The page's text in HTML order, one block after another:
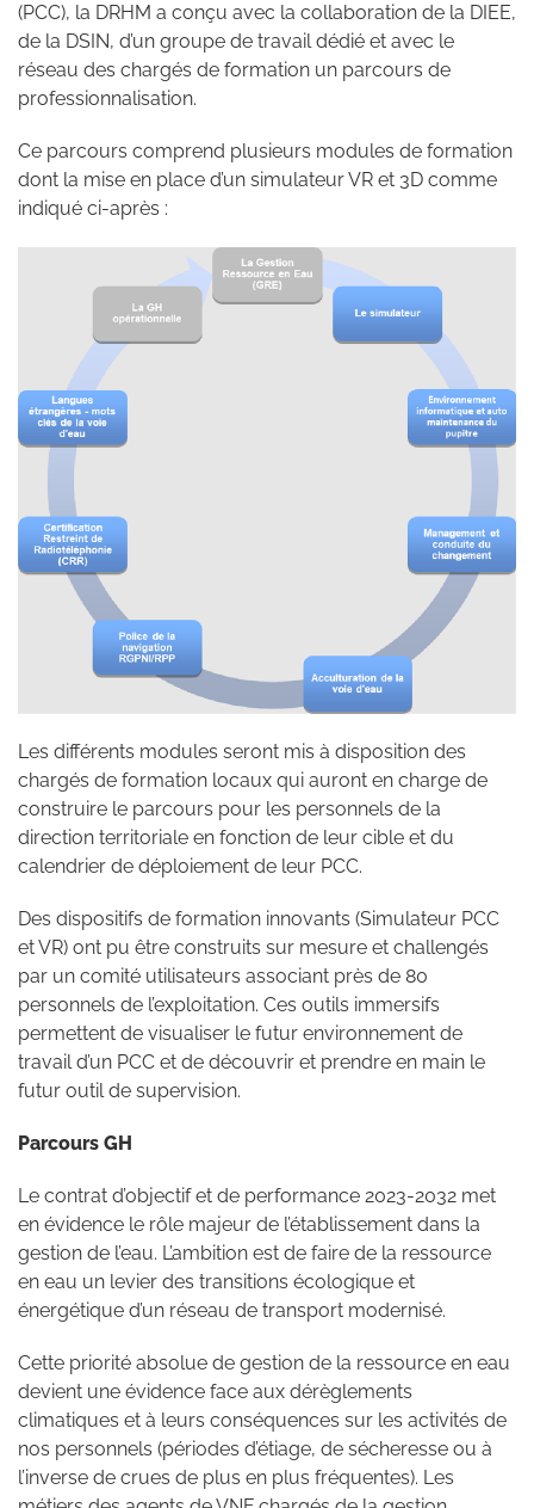
(PCC), la DRHM a conçu avec la collaboration de la DIEE,
de la DSIN, d’un groupe de travail dédié et avec le
réseau des chargés de formation un parcours de
professionnalisation.
Ce parcours comprend plusieurs modules de formation
dont la mise en place d’un simulateur VR et 3D comme
indiqué ci-après :
Les différents modules seront mis à disposition des
chargés de formation locaux qui auront en charge de
construire le parcours pour les personnels de la
direction territoriale en fonction de leur cible et du
calendrier de déploiement de leur PCC.
Des dispositifs de formation innovants (Simulateur PCC
et VR) ont pu être construits sur mesure et challengés
par un comité utilisateurs associant près de 80
personnels de l’exploitation. Ces outils immersifs
permettent de visualiser le futur environnement de
travail d’un PCC et de découvrir et prendre en main le
futur outil de supervision.
Parcours GH
Le contrat d’objectif et de performance 2023-2032 met
en évidence le rôle majeur de l’établissement dans la
gestion de l’eau. L’ambition est de faire de la ressource
en eau un levier des transitions écologique et
énergétique d’un réseau de transport modernisé.
Cette priorité absolue de gestion de la ressource en eau
devient une évidence face aux dérèglements
climatiques et à leurs conséquences sur les activités de
nos personnels (périodes d’étiage, de sécheresse ou à
l’inverse de crues de plus en plus fréquentes). Les